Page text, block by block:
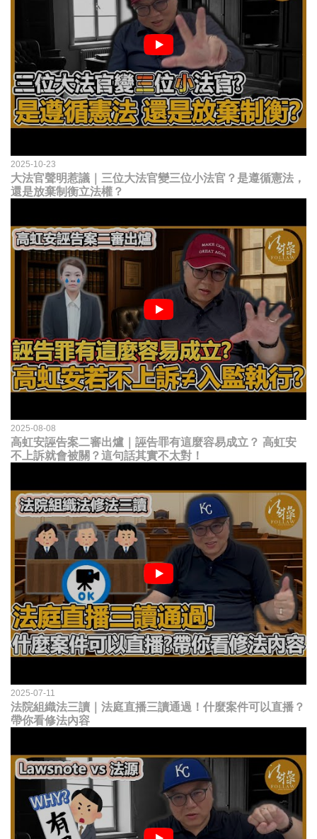
2025-10-23
大法官聲明惹議｜三位大法官變三位小法官？是遵循憲法，
還是放棄制衡立法權？
2025-08-08
高虹安誣告案二審出爐｜誣告罪有這麼容易成立？ 高虹安
不上訴就會被關？這句話其實不太對！
2025-07-11
法院組織法三讀｜法庭直播三讀通過！什麼案件可以直播？
帶你看修法內容